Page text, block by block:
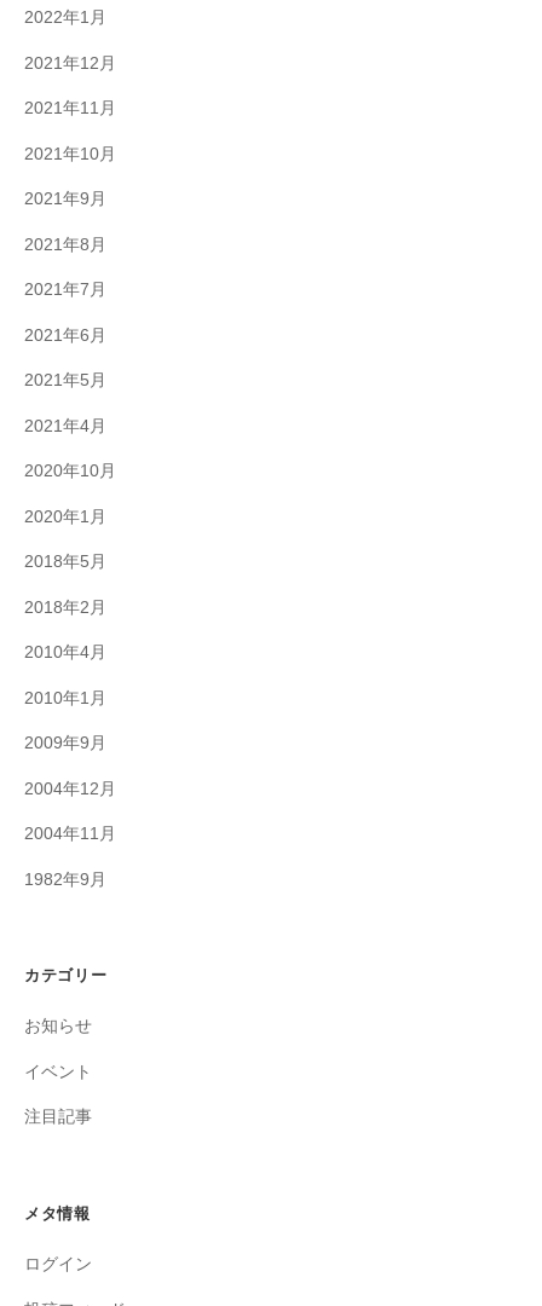
2022年1月
2021年12月
2021年11月
2021年10月
2021年9月
2021年8月
2021年7月
2021年6月
2021年5月
2021年4月
2020年10月
2020年1月
2018年5月
2018年2月
2010年4月
2010年1月
2009年9月
2004年12月
2004年11月
1982年9月
カテゴリー
お知らせ
イベント
注目記事
メタ情報
ログイン